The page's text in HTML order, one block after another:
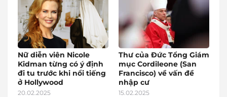
Nữ diễn viên Nicole
Kidman từng có ý định
đi tu trước khi nổi tiếng
ở Hollywood
20.02.2025
Thư của Đức Tổng Giám
mục Cordileone (San
Francisco) về vấn đề
nhập cư
15.02.2025